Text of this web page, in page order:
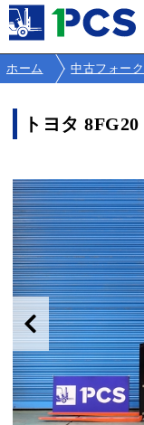
ホーム 中古フォー
トヨタ 8FG20